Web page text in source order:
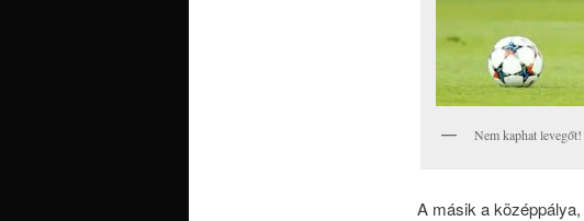
Nem kaphat levegőt!
A másik a